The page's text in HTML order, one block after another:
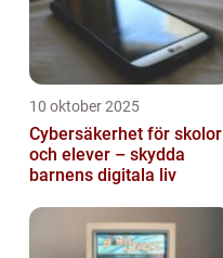
10 oktober 2025
Cybersäkerhet för skolor
och elever – skydda
barnens digitala liv